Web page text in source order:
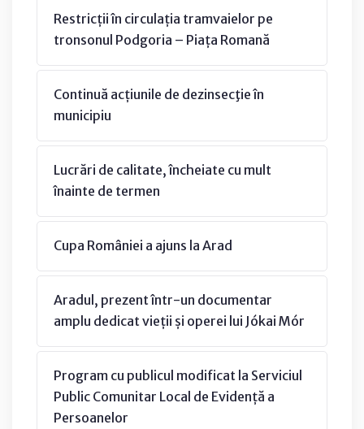
Restricții în circulația tramvaielor pe
tronsonul Podgoria – Piața Romană
Continuă acțiunile de dezinsecţie în
municipiu
Lucrări de calitate, încheiate cu mult
înainte de termen
Cupa României a ajuns la Arad
Aradul, prezent într-un documentar
amplu dedicat vieții și operei lui Jókai Mór
Program cu publicul modificat la Serviciul
Public Comunitar Local de Evidență a
Persoanelor